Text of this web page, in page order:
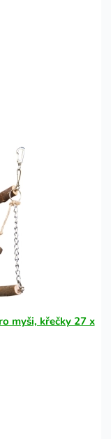
myši, křečky 27 x